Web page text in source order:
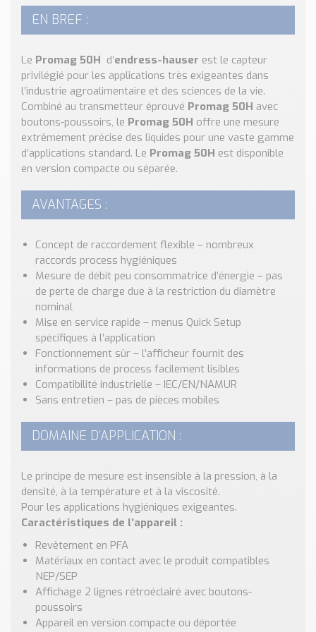
Nos Réalisations
Conseils et Actualités
brasseries
Contact & Devis
Devis, Tarifs, Renseignements techniques
EN BREF :
Le Promag 50H d’endress-hauser est le capteur
privilégié pour les applications très exigeantes dans
l’industrie agroalimentaire et des sciences de la vie.
Combiné au transmetteur éprouvé Promag 50H avec
boutons-poussoirs, le Promag 50H offre une mesure
extrêmement précise des liquides pour une vaste gamme
d’applications standard. Le Promag 50H est disponible
en version compacte ou séparée.
AVANTAGES :
Concept de raccordement flexible – nombreux
raccords process hygiéniques
Mesure de débit peu consommatrice d’énergie – pas
de perte de charge due à la restriction du diamètre
nominal
Mise en service rapide – menus Quick Setup
spécifiques à l’application
Fonctionnement sûr – l’afficheur fournit des
informations de process facilement lisibles
Compatibilité industrielle – IEC/EN/NAMUR
Sans entretien – pas de pièces mobiles
DOMAINE D’APPLICATION :
Le principe de mesure est insensible à la pression, à la
densité, à la température et à la viscosité.
Pour les applications hygiéniques exigeantes.
Caractéristiques de l’appareil :
Revêtement en PFA
Matériaux en contact avec le produit compatibles
NEP/SEP
Affichage 2 lignes rétroéclairé avec boutons-
poussoirs
Appareil en version compacte ou déportée